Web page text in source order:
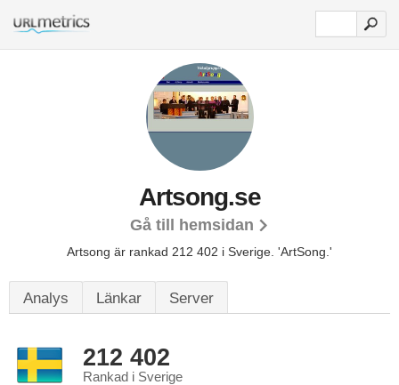
Artsong.se
Gå till hemsidan
Artsong är rankad 212 402 i Sverige. 'ArtSong.'
Analys Länkar Server
212 402
Rankad i Sverige